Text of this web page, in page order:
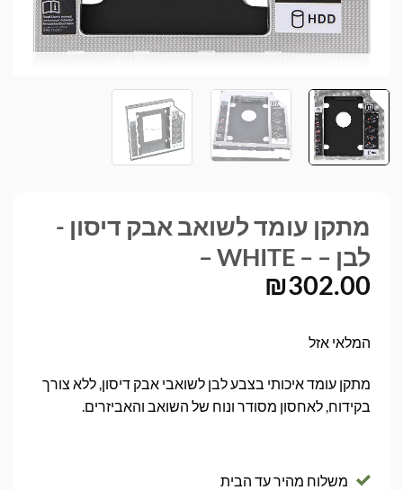
מתקן עומד לשואב אבק דיסון -
לבן – – WHITE –
₪302.00
המלאי אזל
מתקן עומד איכותי בצבע לבן לשואבי אבק דיסון, ללא צורך
בקידוח, לאחסון מסודר ונוח של השואב והאביזרים.
משלוח מהיר עד הבית